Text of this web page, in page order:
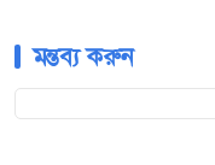
মন্তব্য করুন